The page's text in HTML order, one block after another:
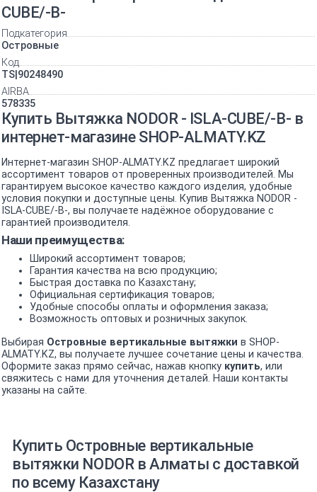
CUBE/-B-
Подкатегория
Островные
Код
TS|90248490
AIRBA
578335
Купить Вытяжка NODOR - ISLA-CUBE/-B- в
интернет-магазине SHOP-ALMATY.KZ
Интернет-магазин SHOP-ALMATY.KZ предлагает широкий
ассортимент товаров от проверенных производителей. Мы
гарантируем высокое качество каждого изделия, удобные
условия покупки и доступные цены. Купив Вытяжка NODOR -
ISLA-CUBE/-B-, вы получаете надёжное оборудование с
гарантией производителя.
Наши преимущества:
Широкий ассортимент товаров;
Гарантия качества на всю продукцию;
Быстрая доставка по Казахстану;
Официальная сертификация товаров;
Удобные способы оплаты и оформления заказа;
Возможность оптовых и розничных закупок.
Выбирая Островные вертикальные вытяжки в SHOP-
ALMATY.KZ, вы получаете лучшее сочетание цены и качества.
Оформите заказ прямо сейчас, нажав кнопку купить, или
свяжитесь с нами для уточнения деталей. Наши контакты
указаны на сайте.
Купить Островные вертикальные
вытяжки NODOR в Алматы с доставкой
по всему Казахстану